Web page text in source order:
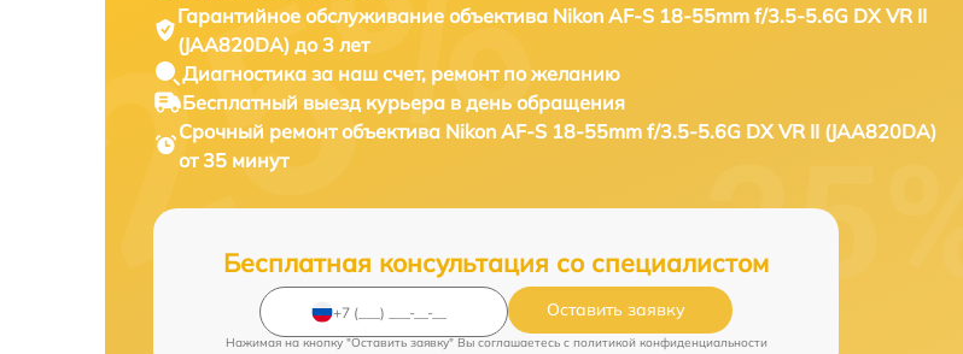
Гарантийное обслуживание объектива Nikon AF-S 18-55mm f/3.5-5.6G DX VR II
(JAA820DA) до 3 лет
Диагностика за наш счет, ремонт по желанию
Бесплатный выезд курьера в день обращения
Срочный ремонтобъектива Nikon AF-S 18-55mm f/3.5-5.6G DX VR II (JAA820DA)
от 35 минут
Бесплатная консультация со специалистом
Оставить заявку
Нажимая на кнопку "Оставить заявку" Вы соглашаетесь c политикой конфиденциальности